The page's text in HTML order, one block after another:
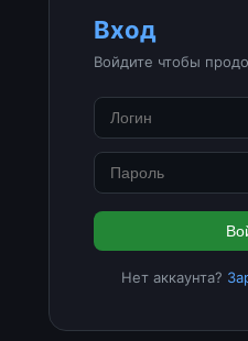
Вход
Войдите чтобы
Нет аккаунта?